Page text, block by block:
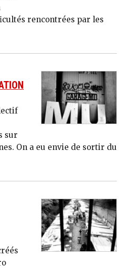
rencontrées par les
sur
On a eu envie de sortir du